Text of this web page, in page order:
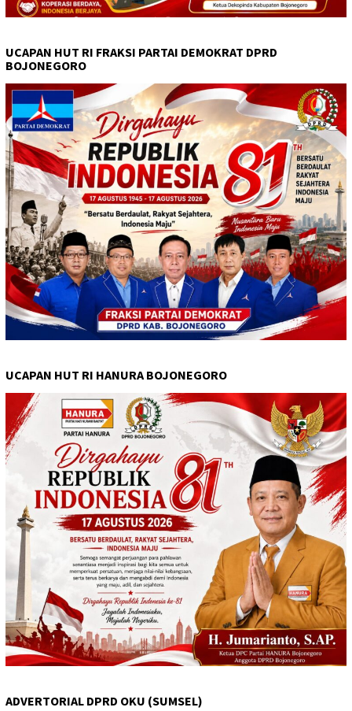
UCAPAN HUT RI FRAKSI PARTAI DEMOKRAT DPRD
BOJONEGORO
UCAPAN HUT RI HANURA BOJONEGORO
ADVERTORIAL DPRD OKU (SUMSEL)